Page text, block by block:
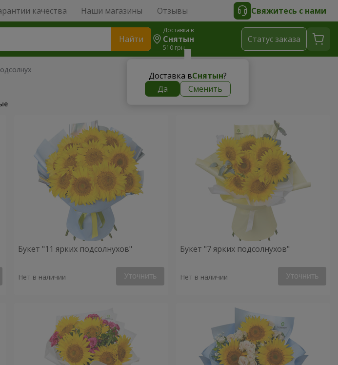
качества Наши магазины Отзывы Свяжитесь с нами
Найти
Доставка в
Снятын
510 грн
Доставка вСнятын?
Да
Сменить
Cтатус заказа
Букет "11 ярких подсолнухов"
Нет в наличии Уточнить
Букет "7 ярких подсолнухов"
Нет в наличии Уточнить